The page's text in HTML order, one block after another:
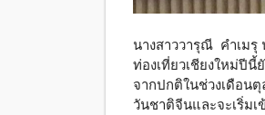
นางสาววารุณี คำเมรุ
ท่องเที่ยวเชียงใหม่ปี
จากปกติในช่วงเดือน
วันชาติจีนและจะเริ่ม